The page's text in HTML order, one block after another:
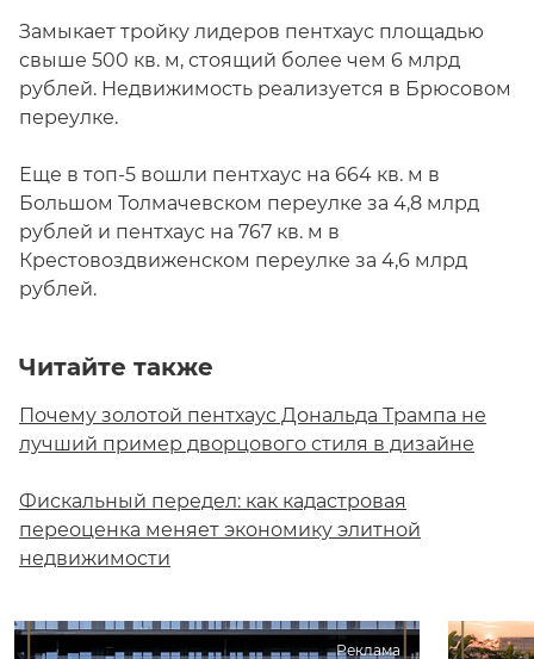
Замыкает тройку лидеров пентхаус площадью
свыше 500 кв. м, стоящий более чем 6 млрд
рублей. Недвижимость реализуется в Брюсовом
переулке.
Еще в топ-5 вошли пентхаус на 664 кв. м в
Большом Толмачевском переулке за 4,8 млрд
рублей и пентхаус на 767 кв. м в
Крестовоздвиженском переулке за 4,6 млрд
рублей.
Читайте также
Почему золотой пентхаус Дональда Трампа не
лучший пример дворцового стиля в дизайне
Фискальный передел: как кадастровая
переоценка меняет экономику элитной
недвижимости
Реклама